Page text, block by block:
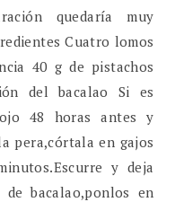
quedaría muy
Cuatro lomos
40 g de pistachos
del bacalao Si es
48 horas antes y
pera,córtala en gajos
y deja
bacalao,ponlos en